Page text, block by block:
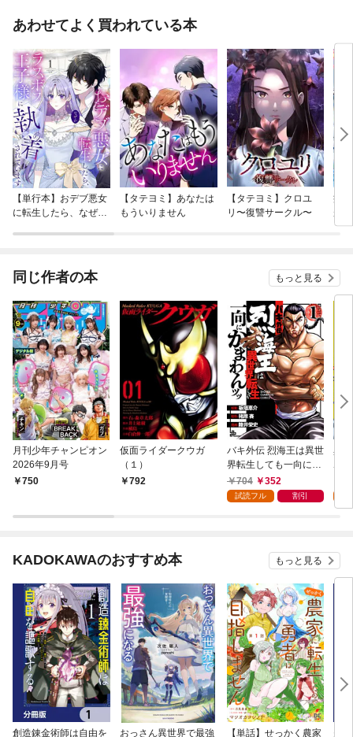
あわせてよく買われている本
【単行本】おデブ悪女
に転生したら、なぜか
【タテヨミ】あなたは
もういりません
【タテヨミ】クロユ
リ〜復讐サークル〜
病
が
ぎ
同じ作者の本 もっと見る
月刊少年チャンピオン
2026年9月号
750
仮面ライダークウガ
（１）
792
バキ外伝 烈海王は異世
界転生しても一向にか
まわんッッ 1
704 352
試読フル 割引
異
ボ
KADOKAWAのおすすめ本 もっと見る
創造錬金術師は自由を おっさん異世界で最強 【単話】せっかく農家